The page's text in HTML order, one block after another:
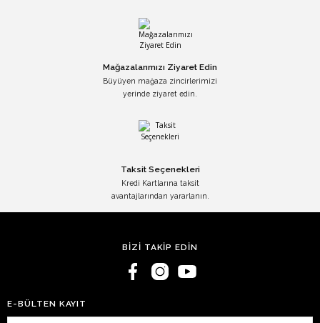
Mağazalarımızı Ziyaret Edin
Büyüyen mağaza zincirlerimizi
yerinde ziyaret edin.
Taksit Seçenekleri
Kredi Kartlarına taksit
avantajlarından yararlanın.
BİZİ TAKİP EDİN
E-BÜLTEN KAYIT